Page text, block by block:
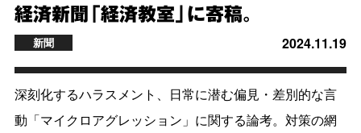
経済新聞「経済教室」に寄稿。
2024.11.19
新聞
深刻化するハラスメント、日常に潜む偏見・差別的な言
動「マイクロアグレッション」に関する論考。対策の網